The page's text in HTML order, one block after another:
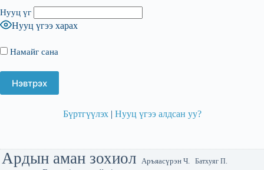
Нууц үг
Нууц үгээ харах
Намайг сана
Бүртгүүлэх| Нууц үгээ алдсан уу?
Ардын аман зохиол Аръяасүрэн Ч. Батхуяг П.